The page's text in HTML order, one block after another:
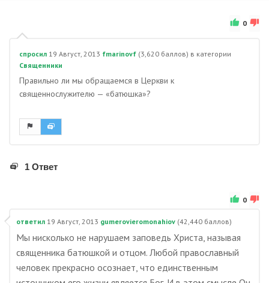
0
спросил 19 Август, 2013 fmarinovf (3,620 баллов) в категории
Священники
Правильно ли мы обращаемся в Церкви к
священнослужителю — «батюшка»?
1 Ответ
0
ответил 19 Август, 2013 gumerovieromonahiov (42,440 баллов)
Мы нисколько не нарушаем заповедь Христа, называя
священника батюшкой и отцом. Любой православный
человек прекрасно осознает, что единственным